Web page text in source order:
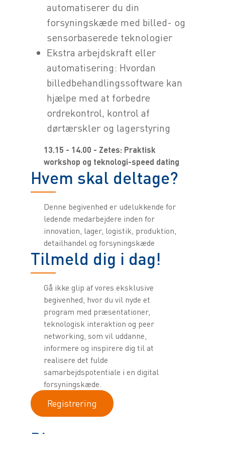
automatiserer du din
forsyningskæde med billed- og
sensorbaserede teknologier
Ekstra arbejdskraft eller
automatisering: Hvordan
billedbehandlingssoftware kan
hjælpe med at forbedre
ordrekontrol, kontrol af
dørtærskler og lagerstyring
13.15 - 14.00 - Zetes: Praktisk
workshop og teknologi-speed dating
Hvem skal deltage?
Denne begivenhed er udelukkende for
ledende medarbejdere inden for
innovation, lager, logistik, produktion,
detailhandel og forsyningskæde
Tilmeld dig i dag!
Gå ikke glip af vores eksklusive
begivenhed, hvor du vil nyde et
program med præsentationer,
teknologisk interaktion og peer
networking, som vil uddanne,
informere og inspirere dig til at
realisere det fulde
samarbejdspotentiale i en digital
forsyningskæde.
Registrering
Plats